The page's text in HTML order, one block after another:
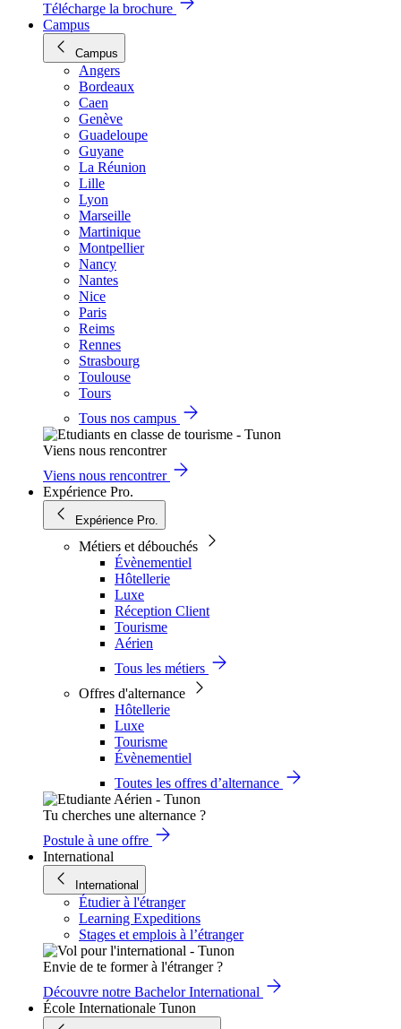
Télécharge la brochure
Campus
Campus
Angers
Bordeaux
Caen
Genève
Guadeloupe
Guyane
La Réunion
Lille
Lyon
Marseille
Martinique
Montpellier
Nancy
Nantes
Nice
Paris
Reims
Rennes
Strasbourg
Toulouse
Tours
Tous nos campus
Viens nous rencontrer
Viens nous rencontrer
Expérience Pro.
Expérience Pro.
Métiers et débouchés
Évènementiel
Hôtellerie
Luxe
Réception Client
Tourisme
Aérien
Tous les métiers
Offres d'alternance
Hôtellerie
Luxe
Tourisme
Évènementiel
Toutes les offres d’alternance
Tu cherches une alternance ?
Postule à une offre
International
International
Étudier à l'étranger
Learning Expeditions
Stages et emplois à l’étranger
Envie de te former à l'étranger ?
Découvre notre Bachelor International
École Internationale Tunon